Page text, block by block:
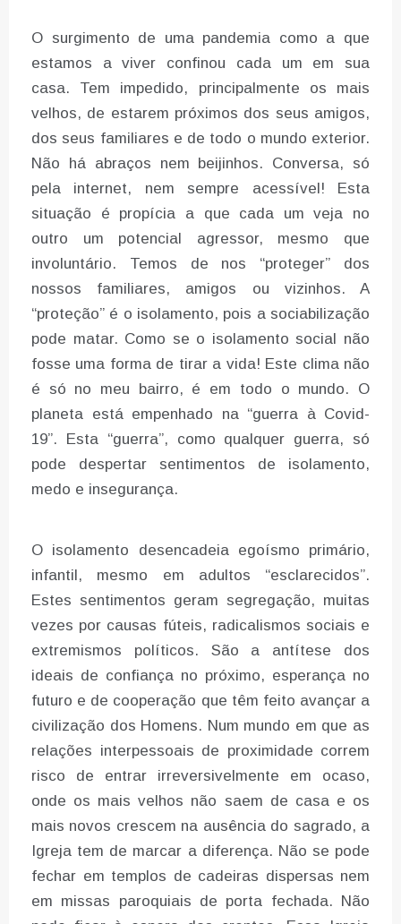
O surgimento de uma pandemia como a que
estamos a viver confinou cada um em sua
casa. Tem impedido, principalmente os mais
velhos, de estarem próximos dos seus amigos,
dos seus familiares e de todo o mundo exterior.
Não há abraços nem beijinhos. Conversa, só
pela internet, nem sempre acessível! Esta
situação é propícia a que cada um veja no
outro um potencial agressor, mesmo que
involuntário. Temos de nos “proteger” dos
nossos familiares, amigos ou vizinhos. A
“proteção” é o isolamento, pois a sociabilização
pode matar. Como se o isolamento social não
fosse uma forma de tirar a vida! Este clima não
é só no meu bairro, é em todo o mundo. O
planeta está empenhado na “guerra à Covid-
19”. Esta “guerra”, como qualquer guerra, só
pode despertar sentimentos de isolamento,
medo e insegurança.
O isolamento desencadeia egoísmo primário,
infantil, mesmo em adultos “esclarecidos”.
Estes sentimentos geram segregação, muitas
vezes por causas fúteis, radicalismos sociais e
extremismos políticos. São a antítese dos
ideais de confiança no próximo, esperança no
futuro e de cooperação que têm feito avançar a
civilização dos Homens. Num mundo em que as
relações interpessoais de proximidade correm
risco de entrar irreversivelmente em ocaso,
onde os mais velhos não saem de casa e os
mais novos crescem na ausência do sagrado, a
Igreja tem de marcar a diferença. Não se pode
fechar em templos de cadeiras dispersas nem
em missas paroquiais de porta fechada. Não